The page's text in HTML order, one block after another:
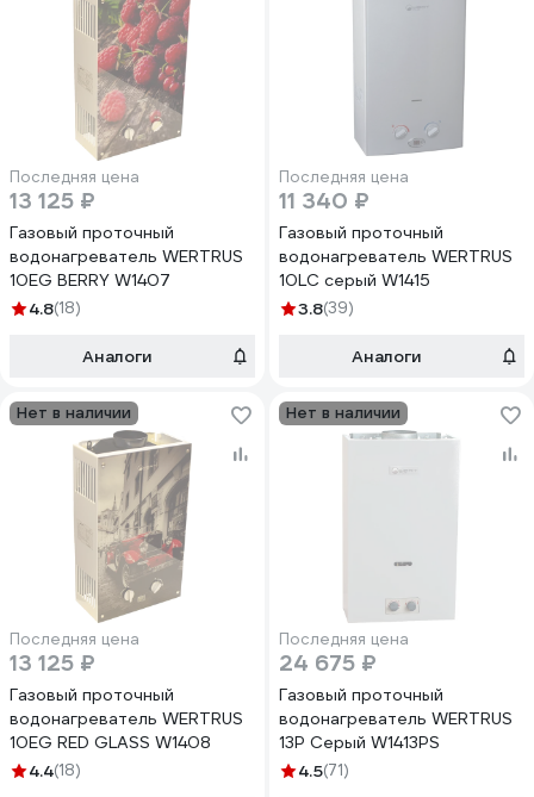
Последняя цена
13 125 ₽
Газовый проточный
водонагреватель WERTRUS
10EG BERRY W1407
4.8(18)
Аналоги
Последняя цена
11 340 ₽
Газовый проточный
водонагреватель WERTRUS
10LC серый W1415
3.8(39)
Аналоги
Нет в наличии
Последняя цена
13 125 ₽
Газовый проточный
водонагреватель WERTRUS
10EG RED GLASS W1408
4.4(18)
Нет в наличии
Последняя цена
24 675 ₽
Газовый проточный
водонагреватель WERTRUS
13Р Серый W1413PS
4.5(71)